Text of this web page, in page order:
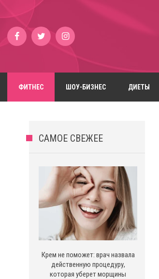
ФИТНЕС ШОУ-БИЗНЕС ДИЕТЫ
САМОЕ СВЕЖЕЕ
Крем не поможет: врач назвала
действенную процедуру,
которая уберет морщины